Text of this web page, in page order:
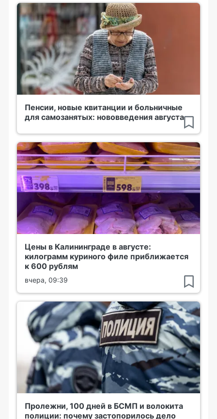
Пенсии, новые квитанции и больничные
для самозанятых: нововведения августа
Цены в Калининграде в августе:
килограмм куриного филе приближается
к 600 рублям
вчера, 09:39
Пролежни, 100 дней в БСМП и волокита
полиции: почему застопорилось дело